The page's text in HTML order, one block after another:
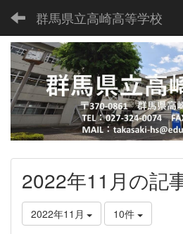
群馬県立高崎高等学校
2022年11月の記
2022年11月 10件